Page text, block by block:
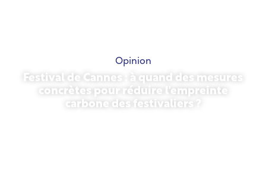
Opinion
Festival de Cannes : à quand des mesures
concrètes pour réduire l'empreinte
carbone des festivaliers ?